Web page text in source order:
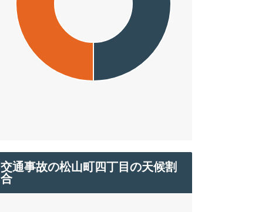
交通事故の松山町四丁目の天候割
合